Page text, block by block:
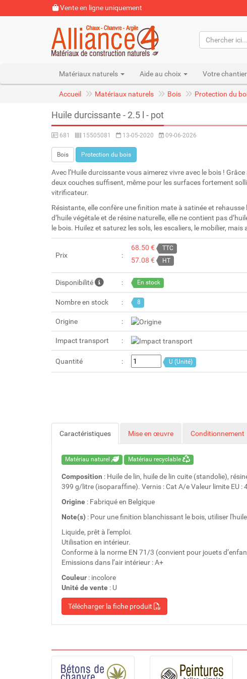
Vente en ligne uniquement
Matériaux naturels Aide au choix Votre chantier
Accueil Matériaux naturels Bois Protection du
Huile durcissante - 2.5 l - pot
681 15505081 13-05-2020 09-06-2026
Bois Protection du bois
Avec l’Huile durcissante vous aimerez vivre avec le bois !
deux couches suffisent, même pour les surfaces fortement
vitrificateur.
Résistante, elle confère une finition mate à satinée et
d’huile végétale et de résine naturelle, elle ne contient pas
le bois. Huilez et saturez les sols, les escaliers, le mobilier, mais
Prix
68.50 € TTC
57.08 € HT
Disponibilité En stock
Nombre en stock 8
Origine
Impact transport
Quantité U (Unité)
Caractéristiques Mise en œuvre Conditionnement
Matériau naturel Matériau recyclable
Composition : Huile de lin, huile de lin cuite (standolie),
399 g/litre (isoparaffine). Vernis : Cat A/e Valeur limite EU :
Origine : Fabriqué en Belgique
Note(s) : Pour une finition blanchissant le bois, utiliser
Liquide, prêt à l'emploi.
Utilisation en intérieur.
Conforme à la norme EN 71/3 (convient pour jouets
Emissions dans l’air intérieur : A+
Couleur : incolore
Unité de vente : U
Télécharger la fiche produit